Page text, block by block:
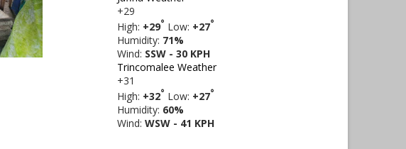
+29
High: +29° Low: +27°
Humidity: 71%
Wind: SSW - 30 KPH
Trincomalee Weather
+31
High: +32° Low: +27°
Humidity: 60%
Wind: WSW - 41 KPH